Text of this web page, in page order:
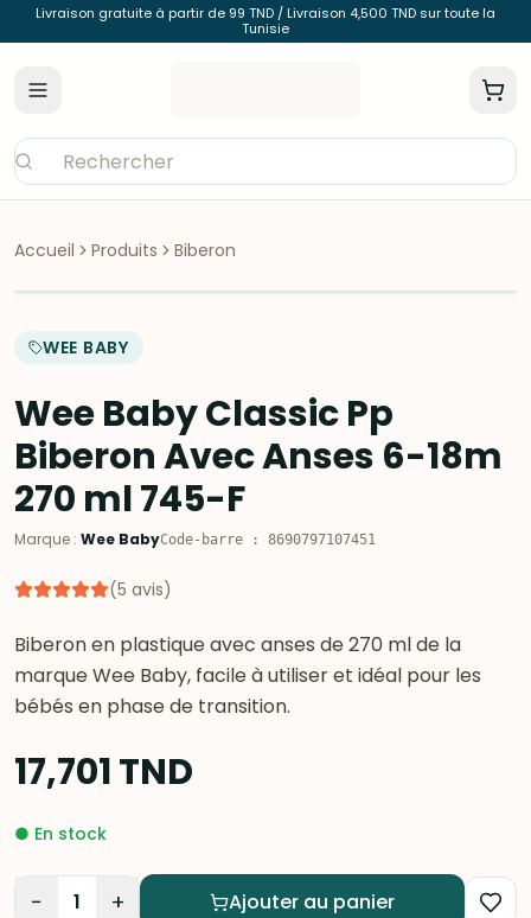
Livraison gratuite à partir de 99 TND / Livraison 4,500 TND sur toute la
Tunisie
Accueil Produits Biberon
WEE BABY
Wee Baby Classic Pp
Biberon Avec Anses 6-18m
270 ml 745-F
Marque : Wee BabyCode-barre : 8690797107451
(5 avis)
Biberon en plastique avec anses de 270 ml de la
marque Wee Baby, facile à utiliser et idéal pour les
bébés en phase de transition.
17,701TND
● En stock
− 1 + Ajouter au panier